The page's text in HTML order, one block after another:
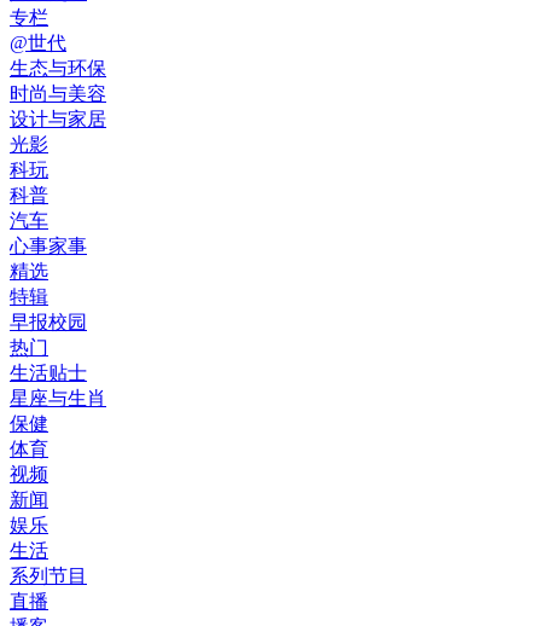
专栏
@世代
生态与环保
时尚与美容
设计与家居
光影
科玩
科普
汽车
心事家事
精选
特辑
早报校园
热门
生活贴士
星座与生肖
保健
体育
视频
新闻
娱乐
生活
系列节目
直播